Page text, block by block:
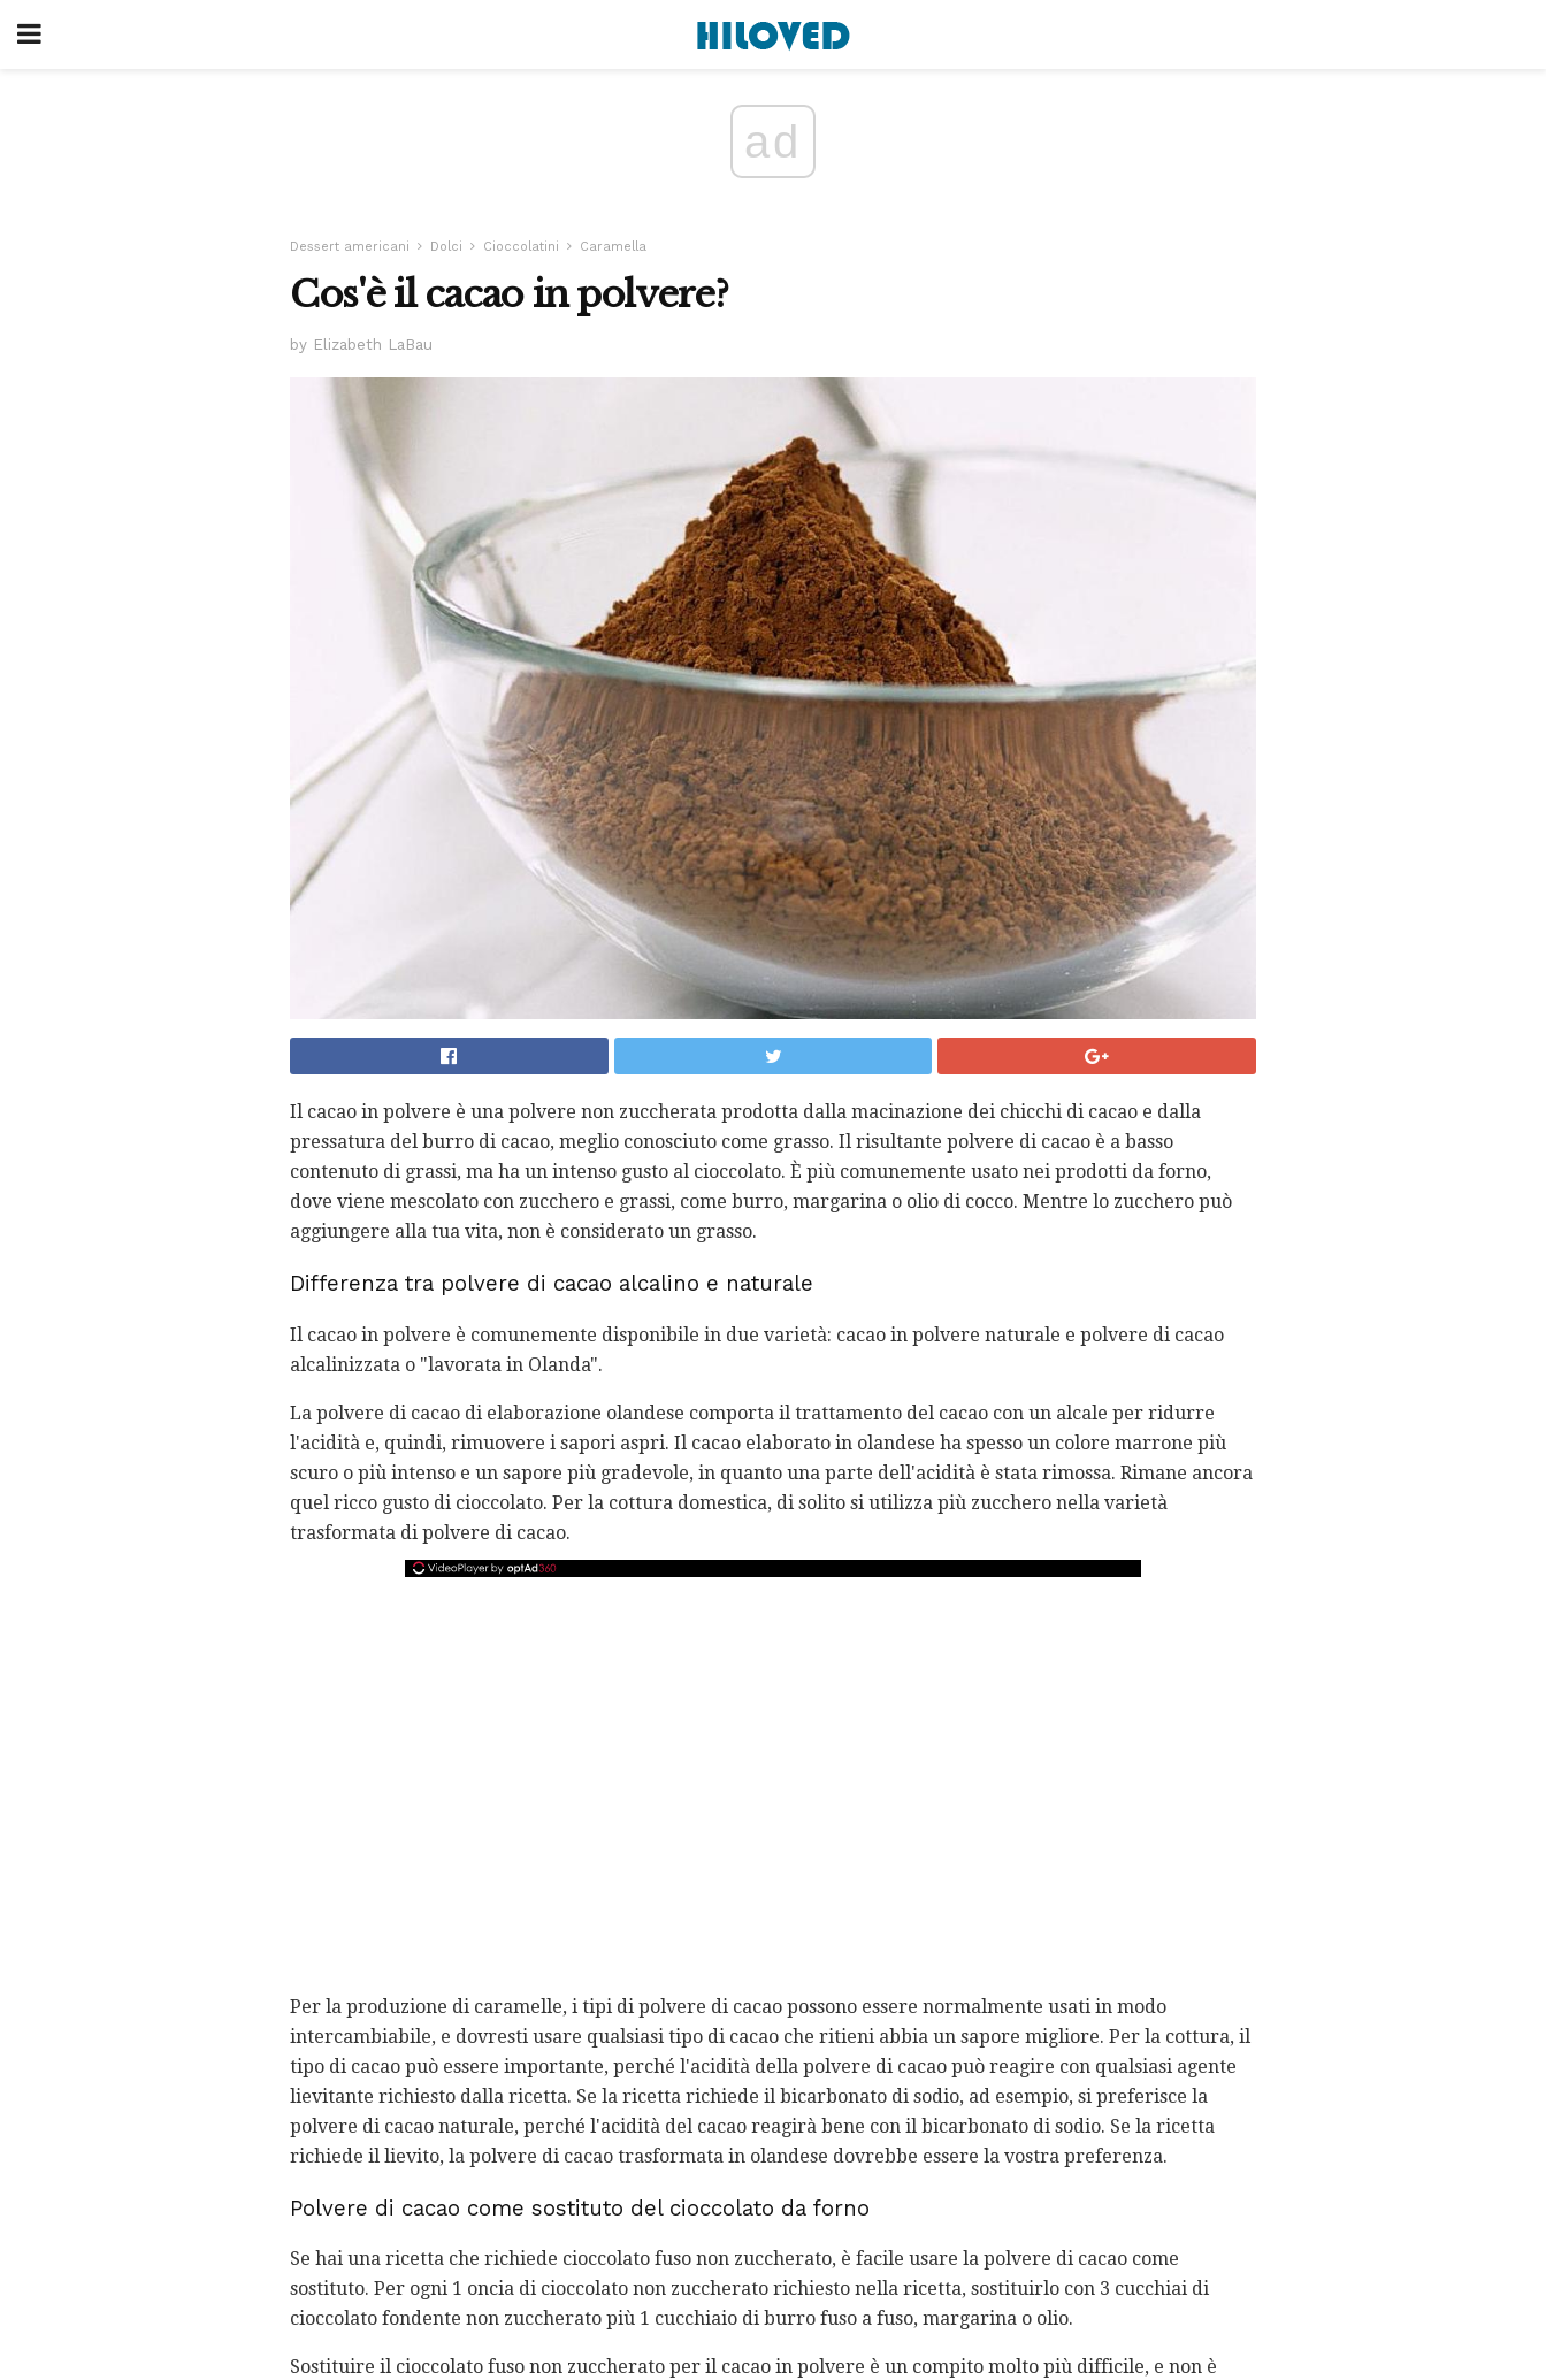
ad
Dessert americani Dolci Cioccolatini Caramella
Cos'è il cacao in polvere?
by Elizabeth LaBau
Il cacao in polvere è una polvere non zuccherata prodotta dalla macinazione dei chicchi di cacao e dalla
pressatura del burro di cacao, meglio conosciuto come grasso. Il risultante polvere di cacao è a basso
contenuto di grassi, ma ha un intenso gusto al cioccolato. È più comunemente usato nei prodotti da forno,
dove viene mescolato con zucchero e grassi, come burro, margarina o olio di cocco. Mentre lo zucchero può
aggiungere alla tua vita, non è considerato un grasso.
Differenza tra polvere di cacao alcalino e naturale
Il cacao in polvere è comunemente disponibile in due varietà: cacao in polvere naturale e polvere di cacao
alcalinizzata o "lavorata in Olanda".
La polvere di cacao di elaborazione olandese comporta il trattamento del cacao con un alcale per ridurre
l'acidità e, quindi, rimuovere i sapori aspri. Il cacao elaborato in olandese ha spesso un colore marrone più
scuro o più intenso e un sapore più gradevole, in quanto una parte dell'acidità è stata rimossa. Rimane ancora
quel ricco gusto di cioccolato. Per la cottura domestica, di solito si utilizza più zucchero nella varietà
trasformata di polvere di cacao.
Per la produzione di caramelle, i tipi di polvere di cacao possono essere normalmente usati in modo
intercambiabile, e dovresti usare qualsiasi tipo di cacao che ritieni abbia un sapore migliore. Per la cottura, il
tipo di cacao può essere importante, perché l'acidità della polvere di cacao può reagire con qualsiasi agente
lievitante richiesto dalla ricetta. Se la ricetta richiede il bicarbonato di sodio, ad esempio, si preferisce la
polvere di cacao naturale, perché l'acidità del cacao reagirà bene con il bicarbonato di sodio. Se la ricetta
richiede il lievito, la polvere di cacao trasformata in olandese dovrebbe essere la vostra preferenza.
Polvere di cacao come sostituto del cioccolato da forno
Se hai una ricetta che richiede cioccolato fuso non zuccherato, è facile usare la polvere di cacao come
sostituto. Per ogni 1 oncia di cioccolato non zuccherato richiesto nella ricetta, sostituirlo con 3 cucchiai di
cioccolato fondente non zuccherato più 1 cucchiaio di burro fuso a fuso, margarina o olio.
Sostituire il cioccolato fuso non zuccherato per il cacao in polvere è un compito molto più difficile, e non è